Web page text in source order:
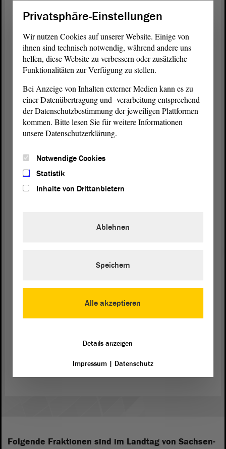
DerAusschussfür Inneres und Sport befasste sich
dieserDrucksache. Beim erneuten Aufruf in der
43. Ausschusssitzung am 23. Mai 2025 flossen die
vorgenannten Stellungnahmen in dieBeratungein.
In dieser bildete sich der Konsens heraus, dass es
sich beim vorliegenden Gesetzentwurf zumindest
um einen Schritt in die richtige Richtung handelt
und dieser auch rechtskonform ausgestaltet ist.
Dieser Konsens ist letztlich auch im
Abstimmungsergebnis abgebildet.
Meine sehr geehrten Damen und Herren! Mit dem
einstimmigen Ergebnis von 7 : 0 : 6 Stimmen wurde
im Ergebnis derDebatteder Beschluss gefasst, dem
Beschlussempfehlung
Namen des Ausschusses für Inneres und Sport bitte
Folgende Fraktionen sind im Landtag von Sachsen-
Privatsphäre-Einstellungen
Wir nutzen Cookies auf unserer Website. Einige von
ihnen sind technisch notwendig, während andere uns
helfen, diese Website zu verbessern oder zusätzliche
Funktionalitäten zur Verfügung zu stellen.
Bei Anzeige von Inhalten externer Medien kann es zu
einer Datenübertragung und -verarbeitung entsprechend
der Datenschutzbestimmung der jeweiligen Plattformen
kommen. Bitte lesen Sie für weitere Informationen
unsere Datenschutzerklärung.
Notwendige Cookies
Statistik
Inhalte von Drittanbietern
Alle akzeptieren
Ablehnen
Speichern
Details anzeigen
Impressum| Datenschutz